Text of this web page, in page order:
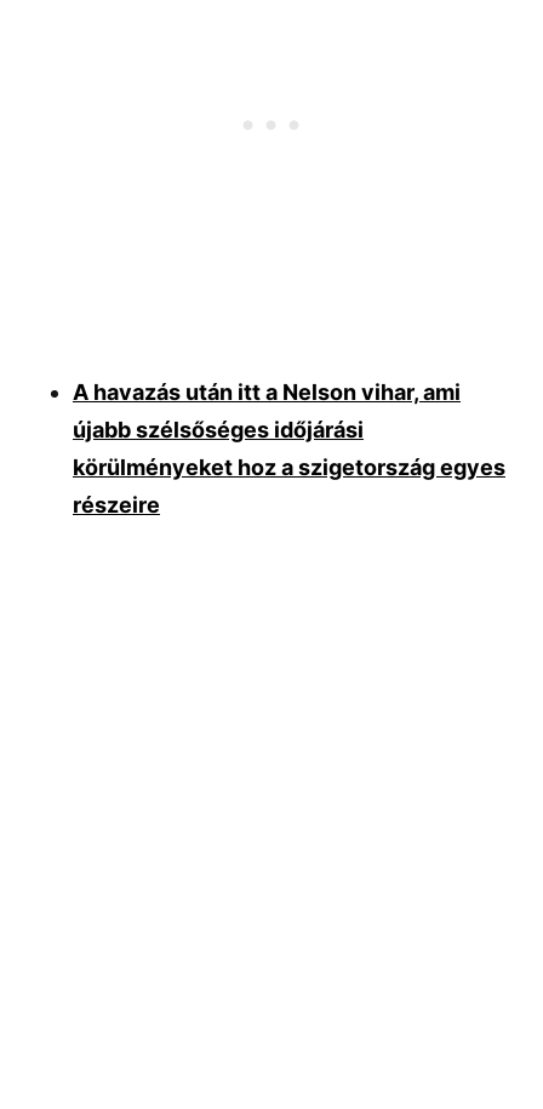
A havazás után itt a Nelson vihar, ami
újabb szélsőséges időjárási
körülményeket hoz a szigetország egyes
részeire